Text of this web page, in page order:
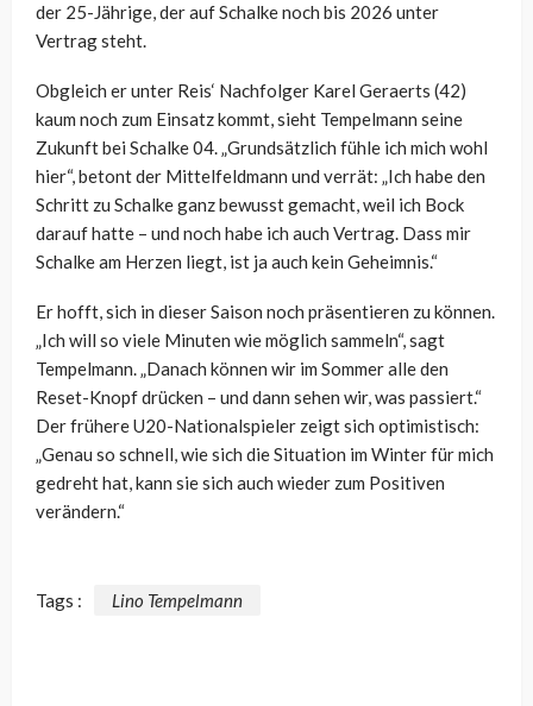
der 25-Jährige, der auf Schalke noch bis 2026 unter
Vertrag steht.
Obgleich er unter Reis‘ Nachfolger Karel Geraerts (42)
kaum noch zum Einsatz kommt, sieht Tempelmann seine
Zukunft bei Schalke 04. „Grundsätzlich fühle ich mich wohl
hier“, betont der Mittelfeldmann und verrät: „Ich habe den
Schritt zu Schalke ganz bewusst gemacht, weil ich Bock
darauf hatte – und noch habe ich auch Vertrag. Dass mir
Schalke am Herzen liegt, ist ja auch kein Geheimnis.“
Er hofft, sich in dieser Saison noch präsentieren zu können.
„Ich will so viele Minuten wie möglich sammeln“, sagt
Tempelmann. „Danach können wir im Sommer alle den
Reset-Knopf drücken – und dann sehen wir, was passiert.“
Der frühere U20-Nationalspieler zeigt sich optimistisch:
„Genau so schnell, wie sich die Situation im Winter für mich
gedreht hat, kann sie sich auch wieder zum Positiven
verändern.“
Tags : Lino Tempelmann